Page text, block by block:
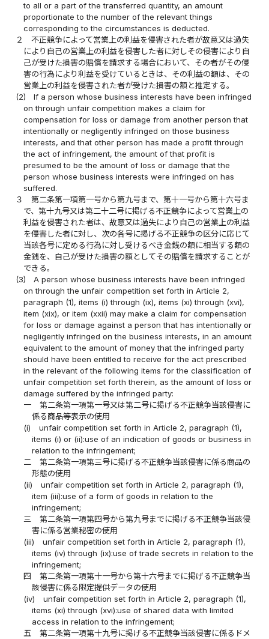
to all or a part of the transferred quantity, an amount
proportionate to the number of the relevant things
corresponding to the circumstances is deducted.
２
不正競争によって営業上の利益を侵害された者が故意又は過失
により自己の営業上の利益を侵害した者に対しその侵害により自
己が受けた損害の賠償を請求する場合において、その者がその侵
害の行為により利益を受けているときは、その利益の額は、その
営業上の利益を侵害された者が受けた損害の額と推定する。
(2)
If a person whose business interests have been infringed
on through unfair competition makes a claim for
compensation for loss or damage from another person that
intentionally or negligently infringed on those business
interests, and that other person has made a profit through
the act of infringement, the amount of that profit is
presumed to be the amount of loss or damage that the
person whose business interests were infringed on has
suffered.
３
第二条第一項第一号から第九号まで、第十一号から第十六号ま
で、第十九号又は第二十二号に掲げる不正競争によって営業上の
利益を侵害された者は、故意又は過失により自己の営業上の利益
を侵害した者に対し、次の各号に掲げる不正競争の区分に応じて
当該各号に定める行為に対し受けるべき金銭の額に相当する額の
金銭を、自己が受けた損害の額としてその賠償を請求することが
できる。
(3)
A person whose business interests have been infringed
on through the unfair competition set forth in Article 2,
paragraph (1), items (i) through (ix), items (xi) through (xvi),
item (xix), or item (xxii) may make a claim for compensation
for loss or damage against a person that has intentionally or
negligently infringed on the business interests, in an amount
equivalent to the amount of money that the infringed party
should have been entitled to receive for the act prescribed
in the relevant of the following items for the classification of
unfair competition set forth therein, as the amount of loss or
damage suffered by the infringed party:
一
第二条第一項第一号又は第二号に掲げる不正競争当該侵害に
係る商品等表示の使用
(i)
unfair competition set forth in Article 2, paragraph (1),
items (i) or (ii):use of an indication of goods or business in
relation to the infringement;
二
第二条第一項第三号に掲げる不正競争当該侵害に係る商品の
形態の使用
(ii)
unfair competition set forth in Article 2, paragraph (1),
item (iii):use of a form of goods in relation to the
infringement;
三
第二条第一項第四号から第九号までに掲げる不正競争当該侵
害に係る営業秘密の使用
(iii)
unfair competition set forth in Article 2, paragraph (1),
items (iv) through (ix):use of trade secrets in relation to the
infringement;
四
第二条第一項第十一号から第十六号までに掲げる不正競争当
該侵害に係る限定提供データの使用
(iv)
unfair competition set forth in Article 2, paragraph (1),
items (xi) through (xvi):use of shared data with limited
access in relation to the infringement;
五
第二条第一項第十九号に掲げる不正競争当該侵害に係るドメ